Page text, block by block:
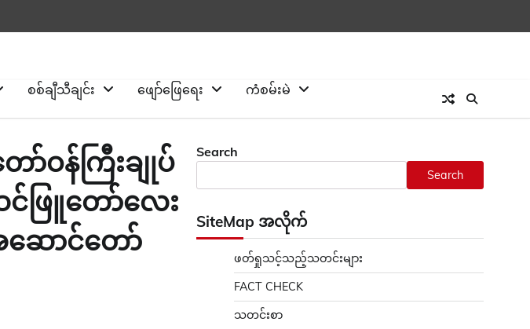
စစ်ချီသီချင်း ဖျော်ဖြေရေး
ကံစမ်းမဲ
ာ်ဝန်ကြီးချုပ်
င်ဖြူတော်လေး
ဆောင်တော်
Search
Search
SiteMap အလိုက်
ဖတ်ရှုသင့်သည့်သတင်းများ
FACT CHECK
သတင်းစာ